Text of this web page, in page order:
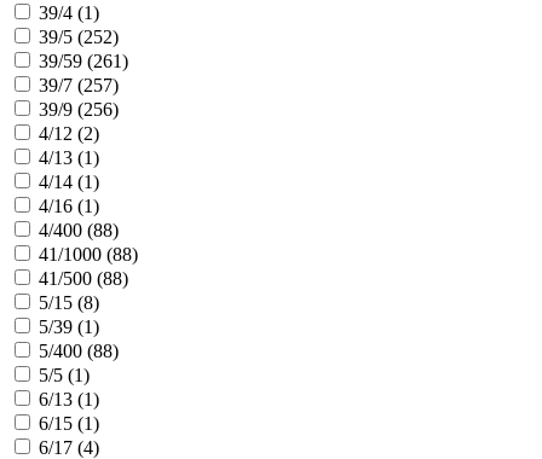
39/4 (1)
39/5 (252)
39/59 (261)
39/7 (257)
39/9 (256)
4/12 (2)
4/13 (1)
4/14 (1)
4/16 (1)
4/400 (88)
41/1000 (88)
41/500 (88)
5/15 (8)
5/39 (1)
5/400 (88)
5/5 (1)
6/13 (1)
6/15 (1)
6/17 (4)